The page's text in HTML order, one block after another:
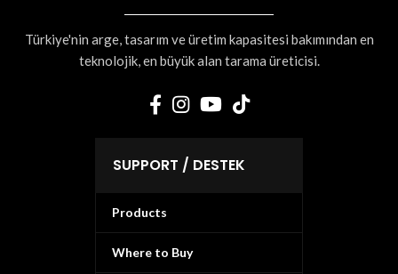
Türkiye'nin arge, tasarım ve üretim kapasitesi bakımından en
teknolojik, en büyük alan tarama üreticisi.
SUPPORT / DESTEK
Products
Where to Buy